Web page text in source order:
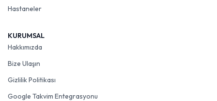
Hastaneler
KURUMSAL
Hakkımızda
Bize Ulaşın
Gizlilik Politikası
Google Takvim Entegrasyonu